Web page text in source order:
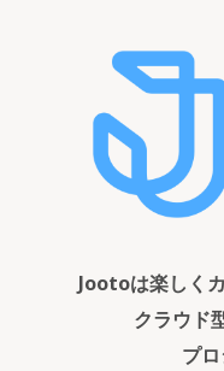
Jootoは楽しく
クラウド
プ